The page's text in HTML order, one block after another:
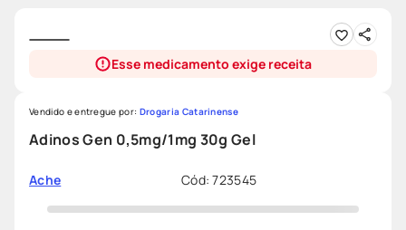
4º
protetor solar facial
shampoo
9º
lenço umedecido
protetor solar
Esse medicamento exige receita
Adinos Gen 0,5mg/1mg 30g Gel
Ache Cód:723545
Vendido e entregue por: Drogaria Catarinense